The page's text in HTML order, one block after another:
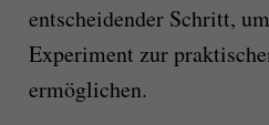
entscheidender Schritt,
Experiment zur
ermöglichen.